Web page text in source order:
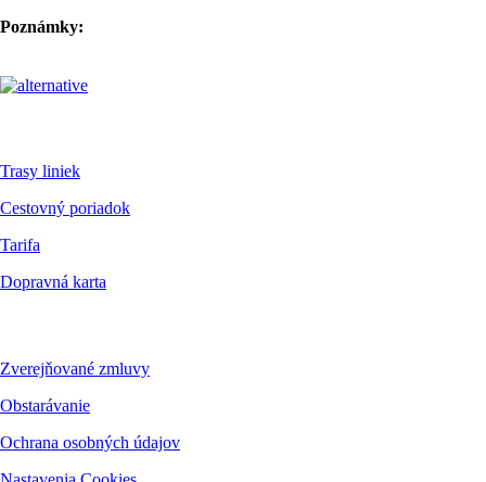
Poznámky:
Trasy liniek
Cestovný poriadok
Tarifa
Dopravná karta
Zverejňované zmluvy
Obstarávanie
Ochrana osobných údajov